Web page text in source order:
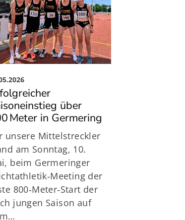
über
Meter in Germering
unsere Mittelstreckler
am Sonntag, 10.
beim Germeringer
der
800‑Meter‑Start der
jungen Saison auf